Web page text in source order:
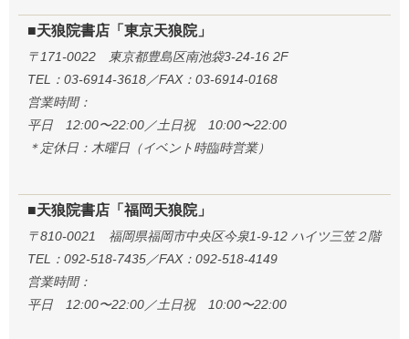
■天狼院書店「東京天狼院」
〒171-0022 東京都豊島区南池袋3-24-16 2F
TEL：03-6914-3618／FAX：03-6914-0168
営業時間：
平日 12:00〜22:00／土日祝 10:00〜22:00
＊定休日：木曜日（イベント時臨時営業）
■天狼院書店「福岡天狼院」
〒810-0021 福岡県福岡市中央区今泉1-9-12 ハイツ三笠２階
TEL：092-518-7435／FAX：092-518-4149
営業時間：
平日 12:00〜22:00／土日祝 10:00〜22:00